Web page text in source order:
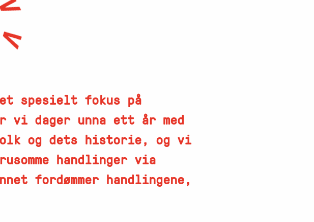
spesielt fokus på
dager unna ett år med
og dets historie, og vi
handlinger via
fordømmer handlingene,